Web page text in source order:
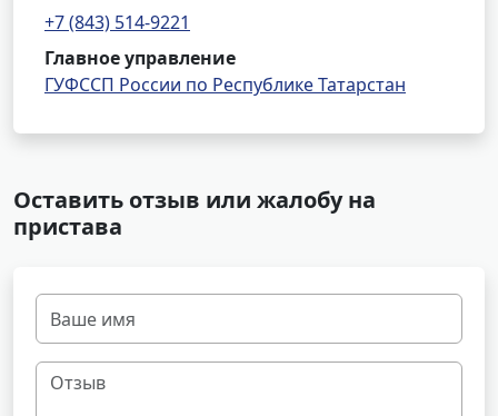
+7 (843) 514-9221
Главное управление
ГУФССП России по Республике Татарстан
Оставить отзыв или жалобу на
пристава